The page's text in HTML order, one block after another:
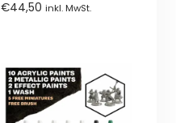
0
von
€44,50 inkl. MwSt.